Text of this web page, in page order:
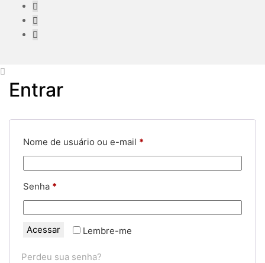
Entrar
Nome de usuário ou e-mail *
Senha *
Lembre-me
Acessar
Perdeu sua senha?